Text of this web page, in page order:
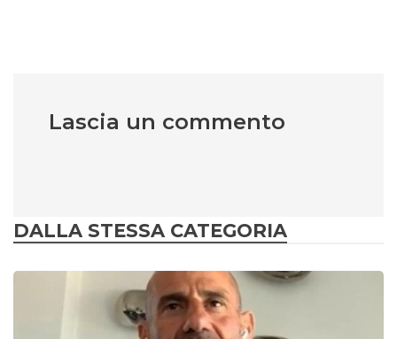
Lascia un commento
DALLA STESSA CATEGORIA